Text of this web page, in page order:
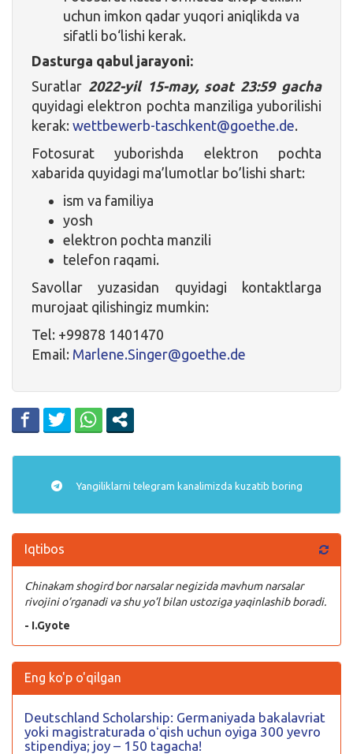
uchun imkon qadar yuqori aniqlikda va
sifatli bo‘lishi kerak.
Dasturga qabul jarayoni:
Suratlar 2022-yil 15-may, soat 23:59 gacha
quyidagi elektron pochta manziliga yuborilishi
kerak: wettbewerb-taschkent@goethe.de.
Fotosurat yuborishda elektron pochta
xabarida quyidagi ma’lumotlar bo’lishi shart:
ism va familiya
yosh
elektron pochta manzili
telefon raqami.
Savollar yuzasidan quyidagi kontaktlarga
murojaat qilishingiz mumkin:
Tel: +99878 1401470
Email: Marlene.Singer@goethe.de
Yangiliklarni telegram kanalimizda kuzatib boring
Iqtibos
Chinakam shogird bor narsalar negizida mavhum narsalar
rivojini o’rganadi va shu yo’l bilan ustoziga yaqinlashib boradi.
- I.Gyote
Eng ko'p o'qilgan
Deutschland Scholarship: Germaniyada bakalavriat
yoki magistraturada oʻqish uchun oyiga 300 yevro
stipendiya; joy – 150 tagacha!